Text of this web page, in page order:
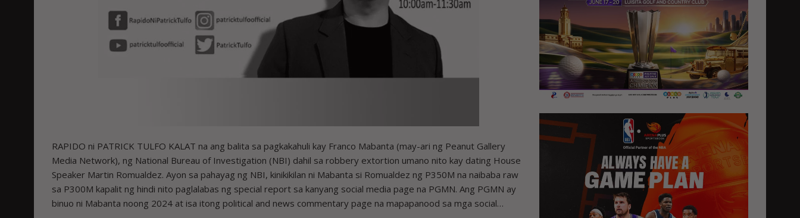
RAPIDO ni PATRICK TULFO KALAT na ang balita sa pagkakahuli kay Franco Mabanta (may-ari ng Peanut Gallery
Media Network), ng National Bureau of Investigation (NBI) dahil sa robbery extortion umano nito kay dating House
Speaker Martin Romualdez. Ayon sa pahayag ng NBI, kinikikilan ni Mabanta si Romualdez ng P350M na naibaba raw
sa P300M kapalit ng hindi nito paglalabas ng special report sa kanyang social media page na PGMN. Ang PGMN ay
binuo ni Mabanta noong 2024 at isa itong political and news commentary page na mapapanood sa mga social…